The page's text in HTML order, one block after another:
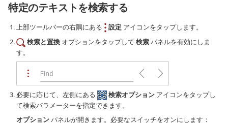
特定のテキストを検索する
上部ツールバーの右隅にある 設定 アイコンをタップします。
検索と置換 オプションをタップして 検索パネルを有効にしま
す。
必要に応じて、左側にある 検索オプション アイコンをタップし
て検索パラメーターを指定できます。
オプションパネルが開きます。必要なスイッチをオンにします：